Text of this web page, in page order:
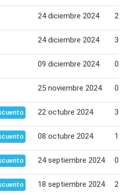
24 diciembre 2024 24
24 diciembre 2024 30
09 diciembre 2024 09
25 noviembre 2024 02
22 octubre 2024 30
08 octubre 2024 14
24 septiembre 2024 01
18 septiembre 2024 23